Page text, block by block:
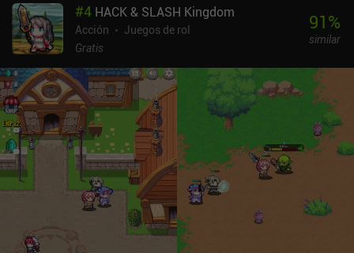
hecho por alguien que ama el género. Podemos volver al pueblo en
cualquier momento para guardar el botín que hayamos
encontrado. A partir de ahí, podemos mejorar permanentemente
subir el nivel de los objetos existentes. El estilo artístico es
refrescantemente limpio, pero algunos textos son diminutos y el
juego resulta demasiado fácil durante los primeros 10-15 pisos.
Aunque forma parte del juego, puede que a algunos no les guste
tener que gestionar con cuidado el limitado inventario.
Afortunadamente, el juego se actualiza de forma activa y los
controles táctiles son sólidos, aunque también admite mandos.
Phantom Tower se monetiza a través de un iAP de 0,99 $ para
obtener más espacio en el inventario y otro iAP de 12,99 $ que
activa un filtro de botín QoL, elimina los anuncios de revivir y
desbloquea cuatro clases adicionales. Lo que no se elimina son
#4 HACK & SLASH Kingdom
Acción
Juegos de rol
Gratis
91%
similar